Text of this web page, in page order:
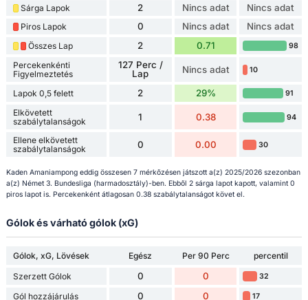
Sárga Lapok 2 Nincs adat Nincs adat
Piros Lapok 0 Nincs adat Nincs adat
Összes Lap 2 0.71 98
Percekenkénti
Figyelmeztetés
127 Perc /
Lap
Nincs adat 10
Lapok 0,5 felett 2 29% 91
Elkövetett
szabálytalanságok
1 0.38 94
Ellene elkövetett
szabálytalanságok
0 0.00 30
Kaden Amaniampong eddig összesen 7 mérkőzésen játszott a(z) 2025/2026 szezonban
a(z) Német 3. Bundesliga (harmadosztály)-ben. Ebből 2 sárga lapot kapott, valamint 0
piros lapot is. Percekenként átlagosan 0.38 szabálytalanságot követ el.
Gólok és várható gólok (xG)
Gólok, xG, Lövések Egész Per 90 Perc
percentil
Szerzett Gólok
0 0 32
Gól hozzájárulás 0 0 17